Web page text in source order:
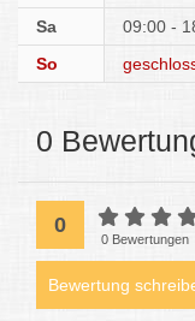
Sa
09:00 -
So
0
0
0 Bewertungen
Bewertung